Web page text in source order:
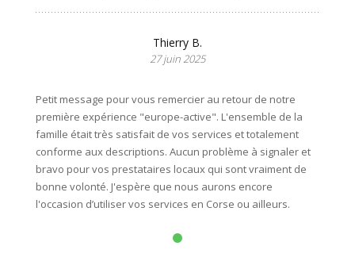
Thierry B.
27 juin 2025
Petit message pour vous remercier au retour de notre
première expérience "europe-active". L'ensemble de la
famille était très satisfait de vos services et totalement
conforme aux descriptions. Aucun problème à signaler et
bravo pour vos prestataires locaux qui sont vraiment de
bonne volonté. J'espère que nous aurons encore
l'occasion d’utiliser vos services en Corse ou ailleurs.